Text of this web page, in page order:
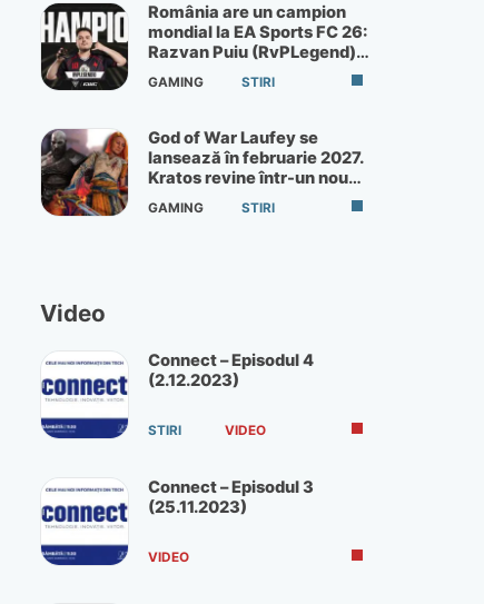
România are un campion
mondial la EA Sports FC 26:
Razvan Puiu (RvPLegend)
câștigă turneul de la Paris
GAMING STIRI
God of War Laufey se
lansează în februarie 2027.
Kratos revine într-un nou
God of War
GAMING STIRI
Video
Connect – Episodul 4
(2.12.2023)
STIRI VIDEO
Connect – Episodul 3
(25.11.2023)
VIDEO